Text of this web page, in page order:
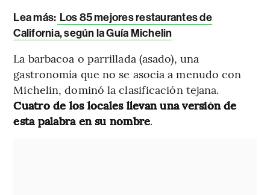
Lea más: Los 85 mejores restaurantes de
California, según la Guía Michelin
La barbacoa o parrillada (asado), una
gastronomía que no se asocia a menudo con
Michelin, dominó la clasificación tejana.
Cuatro de los locales llevan una versión de
esta palabra en su nombre.